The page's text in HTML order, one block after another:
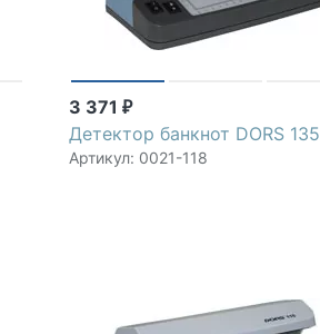
3 371₽
Детектор банкнот DORS 135
Артикул: 0021-118